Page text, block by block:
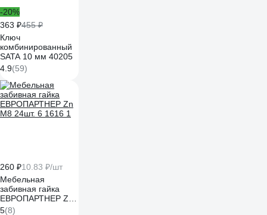
-20%
363 ₽455 ₽
Ключ
комбинированный
SATA 10 мм 40205
4.9(59)
260 ₽10.83 ₽/шт
Мебельная
забивная гайка
ЕВРОПАРТНЕР Zn
М8 24шт. 6 1616 1
5(8)